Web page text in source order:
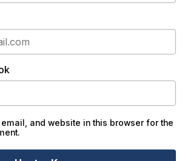
and website in this browser for the